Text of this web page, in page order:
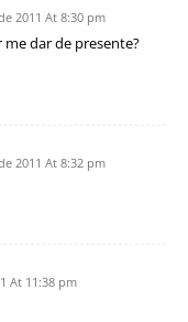
2011 At 8:30 pm
dar de presente?
2011 At 8:32 pm
At 11:38 pm